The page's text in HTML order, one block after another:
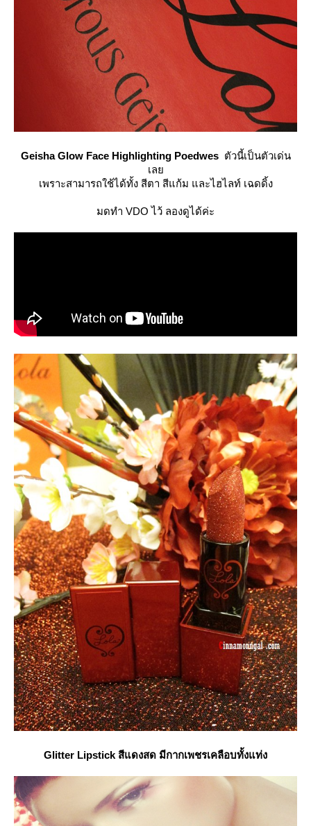
Geisha Glow Face Highlighting Poedwes ตัวนี้เป็นตัวเด่น
เล
เพราะสามารถใช้ได้ทั้ง สีตา สีแก้ม และไฮไลท์ เฉดดิ้ง
มดทำ VDO ไว้ ลองดูได้ค่ะ
Glitter Lipstick สีแดงสด มีกากเพชรเคลือบทั้งแท่ง